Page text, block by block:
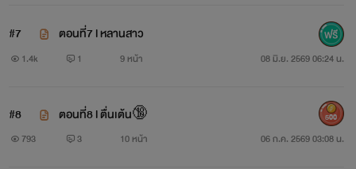
#7 ตอนที่7 l หลานสาว
1.4k 1 9 หน้า 08 มิ.ย. 2569 06:24 น.
#8 ตอนที่8 l ตื่นเต้น🔞
793 3 10 หน้า 06 ก.ค. 2569 03:08 น.
500